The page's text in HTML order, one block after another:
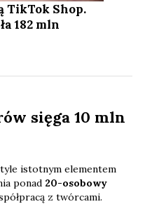
TikTok Shop.
182 mln
sięga 10 mln
istotnym elementem
ponad 20-osobowy
z twórcami.